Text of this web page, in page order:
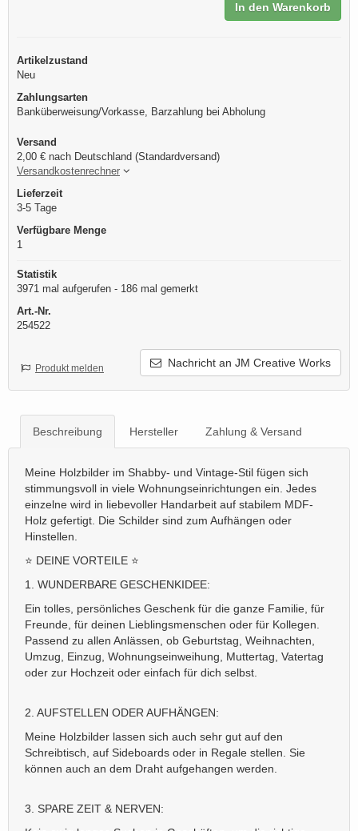
In den Warenkorb
Artikelzustand
Neu
Zahlungsarten
Banküberweisung/Vorkasse, Barzahlung bei Abholung
Versand
2,00 € nach Deutschland (Standardversand)
Versandkostenrechner
Lieferzeit
3-5 Tage
Verfügbare Menge
1
Statistik
3971 mal aufgerufen - 186 mal gemerkt
Art.-Nr.
254522
Nachricht an JM Creative Works
Produkt melden
Beschreibung Hersteller Zahlung & Versand
Meine Holzbilder im Shabby- und Vintage-Stil fügen sich
stimmungsvoll in viele Wohnungseinrichtungen ein. Jedes
einzelne wird in liebevoller Handarbeit auf stabilem MDF-
Holz gefertigt. Die Schilder sind zum Aufhängen oder
Hinstellen.
⭐ DEINE VORTEILE ⭐
1. WUNDERBARE GESCHENKIDEE:
Ein tolles, persönliches Geschenk für die ganze Familie, für
Freunde, für deinen Lieblingsmenschen oder für Kollegen.
Passend zu allen Anlässen, ob Geburtstag, Weihnachten,
Umzug, Einzug, Wohnungseinweihung, Muttertag, Vatertag
oder zur Hochzeit oder einfach für dich selbst.
2. AUFSTELLEN ODER AUFHÄNGEN:
Meine Holzbilder lassen sich auch sehr gut auf den
Schreibtisch, auf Sideboards oder in Regale stellen. Sie
können auch an dem Draht aufgehangen werden.
3. SPARE ZEIT & NERVEN: